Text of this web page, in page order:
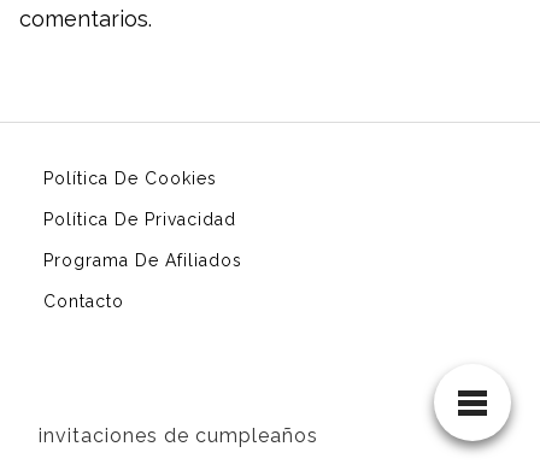
comentarios.
Política De Cookies
Política De Privacidad
Programa De Afiliados
Contacto
invitaciones de cumpleaños